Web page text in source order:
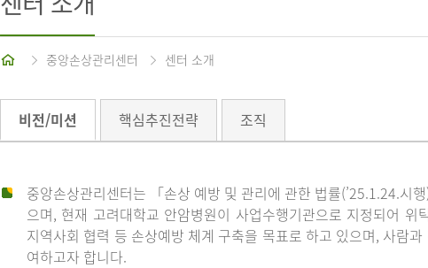
중앙손상관리센터 센터 소개
비전/미션 핵심추진전략 조직
중앙손상관리센터는 「손상 예방 및 관리에 관한 법률(’25.1.24.시
으며, 현재 고려대학교 안암병원이 사업수행기관으로 지정되어
지역사회 협력 등 손상예방 체계 구축을 목표로 하고 있으며, 사람
여하고자 합니다.